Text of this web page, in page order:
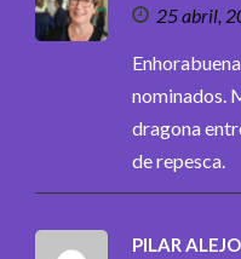
25 abril,
nominados.
dragona
de repesca.
PILAR